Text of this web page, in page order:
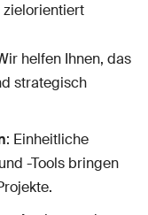
zielorientiert
helfen Ihnen, das
strategisch
: Einheitliche
-Tools bringen